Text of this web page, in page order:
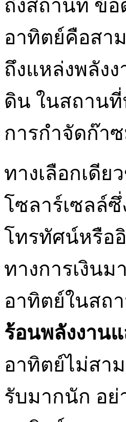
ถึงสถานที่ ข้อ
อาทิตย์คือสา
ถึงแหล่งพลัง
ดิน ในสถานที่
การกำจัดก๊า
ทางเลือกเดี
โซลาร์เซลล์
โทรทัศน์หรือ
ทางการเงิน
อาทิตย์ในสถ
ร้อนพลังงาน
อาทิตย์ไม่สา
รับมากนัก อย่